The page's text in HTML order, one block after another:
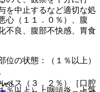
心（１１．０％）、腹
不良、腹部不快感、胃食
の状態：（１％以上）
％以上）上咽頭炎、上気
を中止するなど適切な処
ペス（３．２％）［口腔